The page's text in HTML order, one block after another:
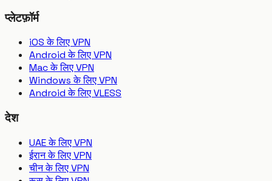
प्लेटफ़ॉर्म
iOS के लिए VPN
Android के लिए VPN
Mac के लिए VPN
Windows के लिए VPN
Android के लिए VLESS
देश
UAE के लिए VPN
ईरान के लिए VPN
चीन के लिए VPN